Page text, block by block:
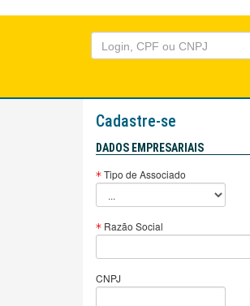
Cadastre-se
DADOS EMPRESARIAIS
Tipo de Associado
Razão Social
CNPJ